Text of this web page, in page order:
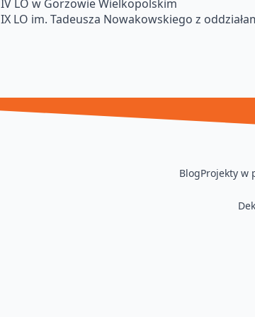
IV LO w Gorzowie Wielkopolskim
IX LO im. Tadeusza Nowakowskiego z
BlogProjekty w